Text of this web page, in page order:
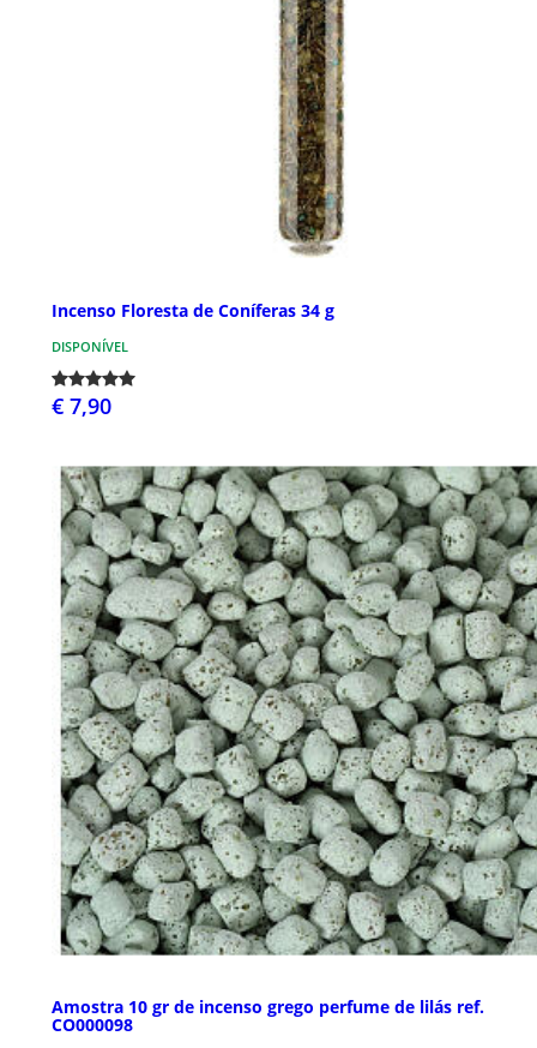
Incenso Floresta de Coníferas 34 g
DISPONÍVEL
€ 7,90
Amostra 10 gr de incenso grego perfume de lilás ref.
CO000098